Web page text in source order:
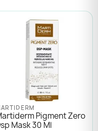
Pigment Zero
Mask 30 Ml